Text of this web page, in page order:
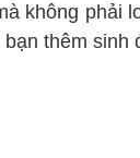
không phải
thêm sinh